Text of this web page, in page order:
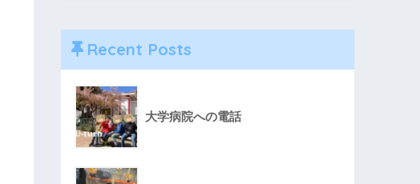
Recent Posts
大学病院への電話